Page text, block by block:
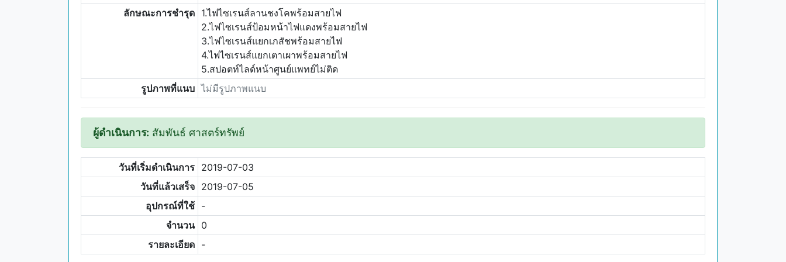
ลักษณะการชำรุด 1.ไฟไซเรนส์ลานชงโคพร้อมสายไฟ
2.ไฟไซเรนส์ป้อมหน้าไฟแดงพร้อมสายไฟ
3.ไฟไซเรนส์แยกเภสัชพร้อมสายไฟ
4.ไฟไซเรนส์แยกเตาเผาพร้อมสายไฟ
5.สปอตท์ไลด์หน้าศูนย์แพทย์ไม่ติด
รูปภาพที่แนบ ไม่มีรูปภาพแนบ
ผู้ดำเนินการ: สัมพันธ์ ศาสตร์ทรัพย์
วันที่เริ่มดำเนินการ 2019-07-03
วันที่แล้วเสร็จ 2019-07-05
อุปกรณ์ที่ใช้ -
จำนวน 0
รายละเอียด -